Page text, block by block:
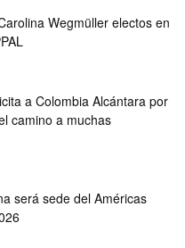
Wegmüller electos en
a Colombia Alcántara por
camino a muchas
será sede del Américas